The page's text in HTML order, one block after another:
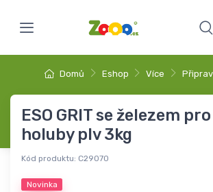
Domů Eshop Více
ESO GRIT se železem
holuby plv 3kg
Kód produktu: C29070
Novinka